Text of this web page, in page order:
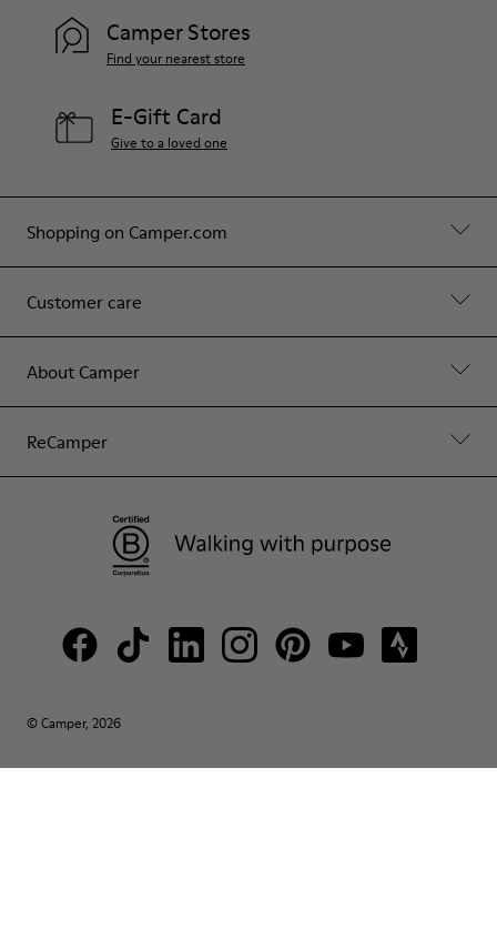
Shopping on Camper.com
Customer care
About Camper
ReCamper
Camper Stores
Find your nearest store
E-Gift Card
Give to a loved one
© Camper, 2026